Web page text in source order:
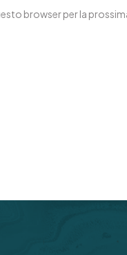
browser per la